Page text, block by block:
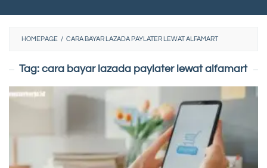
HOMEPAGE / CARA BAYAR LAZADA PAYLATER LEWAT ALFAMART
Tag:cara bayar lazada paylater lewat alfamart